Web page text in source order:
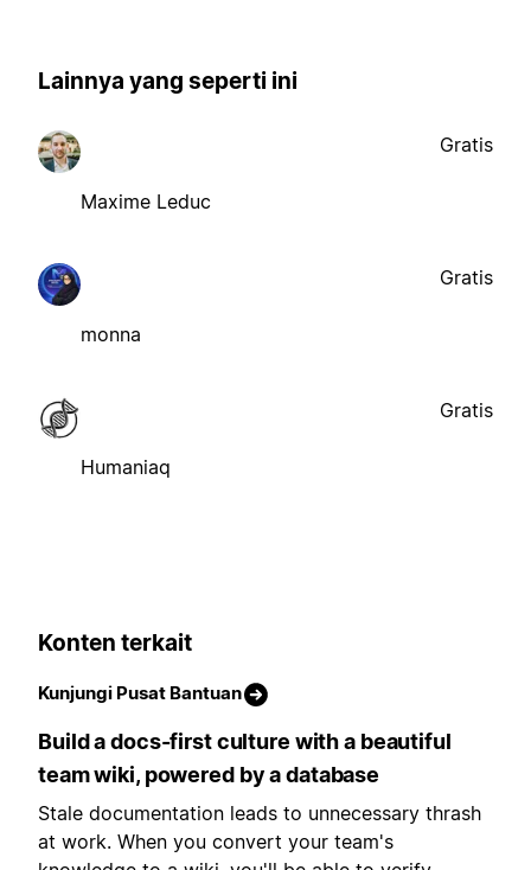
Lainnya yang seperti ini
Maxime Leduc
Gratis
monna
Gratis
Humaniaq
Gratis
Konten terkait
Kunjungi Pusat Bantuan
Build a docs-first culture with a beautiful
team wiki, powered by a database
Stale documentation leads to unnecessary thrash
at work. When you convert your team's